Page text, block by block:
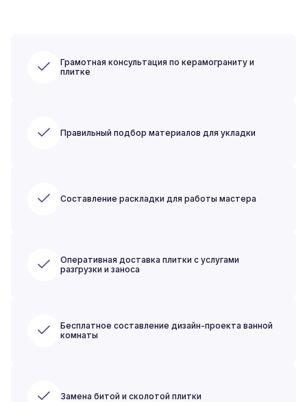
Грамотная консультация по керамограниту и
плитке
Правильный подбор материалов для укладки
Составление раскладки для работы мастера
Оперативная доставка плитки с услугами
разгрузки и заноса
Бесплатное составление дизайн-проекта ванной
комнаты
Замена битой и сколотой плитки